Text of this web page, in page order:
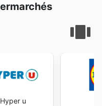
Hyper u